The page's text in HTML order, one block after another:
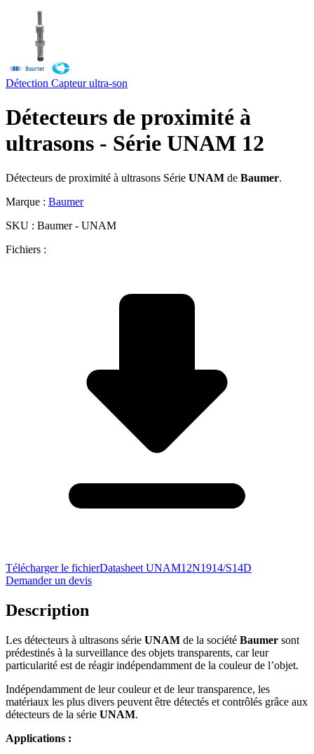
Détection Capteur ultra-son
Détecteurs de proximité à
ultrasons - Série UNAM 12
Détecteurs de proximité à ultrasons Série UNAM de Baumer.
Marque : Baumer
SKU : Baumer - UNAM
Fichiers :
Télécharger le fichierDatasheet UNAM12N1914/S14D
Demander un devis
Description
Les détecteurs à ultrasons série UNAM de la société Baumer sont
prédestinés à la surveillance des objets transparents, car leur
particularité est de réagir indépendamment de la couleur de l’objet.
Indépendamment de leur couleur et de leur transparence, les
matériaux les plus divers peuvent être détectés et contrôlés grâce aux
détecteurs de la série UNAM.
Applications :